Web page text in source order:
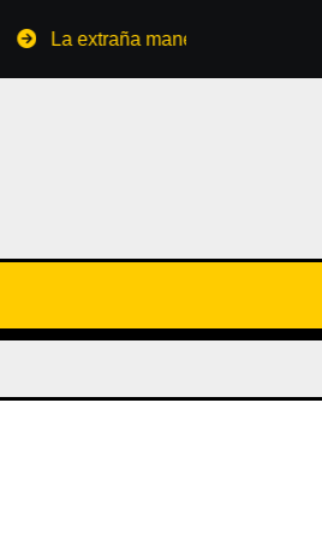
La extraña manera de convertirse en